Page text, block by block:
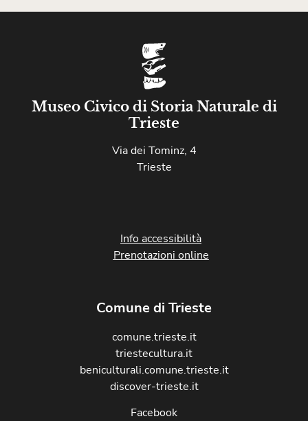
Museo Civico di Storia Naturale di
Trieste
Via dei Tominz, 4
Trieste
Info accessibilità
Prenotazioni online
Comune di Trieste
comune.trieste.it
triestecultura.it
beniculturali.comune.trieste.it
discover-trieste.it
Facebook